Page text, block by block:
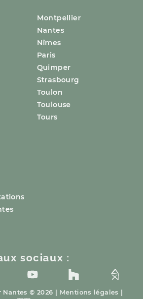
Montpellier
Nantes
Nîmes
Paris
Quimper
Strasbourg
Toulon
Toulouse
Tours
Nantes © 2026 | Mentions légales |
sociaux :